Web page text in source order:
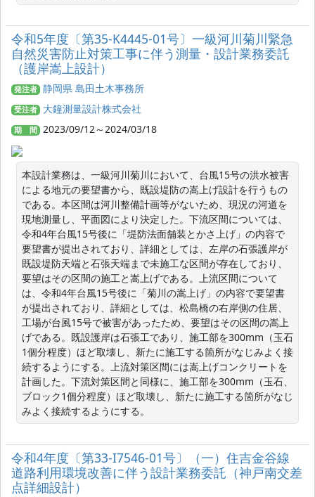
令和5年度〔第35-K4445-01号〕一級河川菊川緊急
自然災害防止対策工事に伴う測量・設計業務委託
（護岸嵩上設計）
発注者 静岡県 島田土木事務所
受注者 大鐘測量設計株式会社
期 間 2023/09/12～2024/03/18
本設計業務は、一級河川菊川において、台風15号の洪水被害
による地元の要望書から、既設堤防の嵩上げ設計を行うもの
である。本区間は河川整備計画等がないため、現況の河道を
現地測量し、平面図により決定した。下流区間については、
令和4年台風15号後に「堤防法面舗装とかさ上げ」の内容で
要望書が提出されており、詳細としては、左岸の石張護岸が
既設堤防天端と石張天端まで未施工な区間が存在しており、
要望はその区間の施工と嵩上げである。上流区間について
は、令和4年台風15号後に「菊川の嵩上げ」の内容で要望書
が提出されており、詳細としては、松島橋の右岸側の住居、
工場が台風15号で被害があったため、要望はその区間の嵩上
げである。既設護岸は石張工であり、施工部を300mm（玉石
1個分程度）ほど取壊し、新たに施工する箇所がなじみよく接
続するようにする。上流対策区間には嵩上げコンクリートを
計画した。下流対策区間と同様に、施工部を300mm（玉石、
ブロック1個分程度）ほど取壊し、新たに施工する箇所がなじ
みよく接続するようにする。
令和4年度〔第33-I7546-01号〕（一）住吉金谷線
道路利用環境改善に伴う設計業務委託（神戸南交差
点詳細設計）